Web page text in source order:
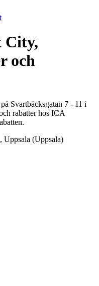
City,
och
Svartbäcksgatan 7 - 11 i
rabatter hos ICA
Uppsala (Uppsala)